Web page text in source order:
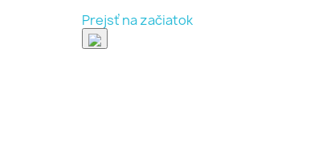
Prejsť na začiatok